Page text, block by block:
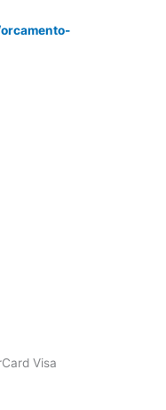
Visa